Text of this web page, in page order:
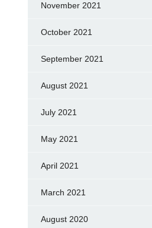
November 2021
October 2021
September 2021
August 2021
July 2021
May 2021
April 2021
March 2021
August 2020